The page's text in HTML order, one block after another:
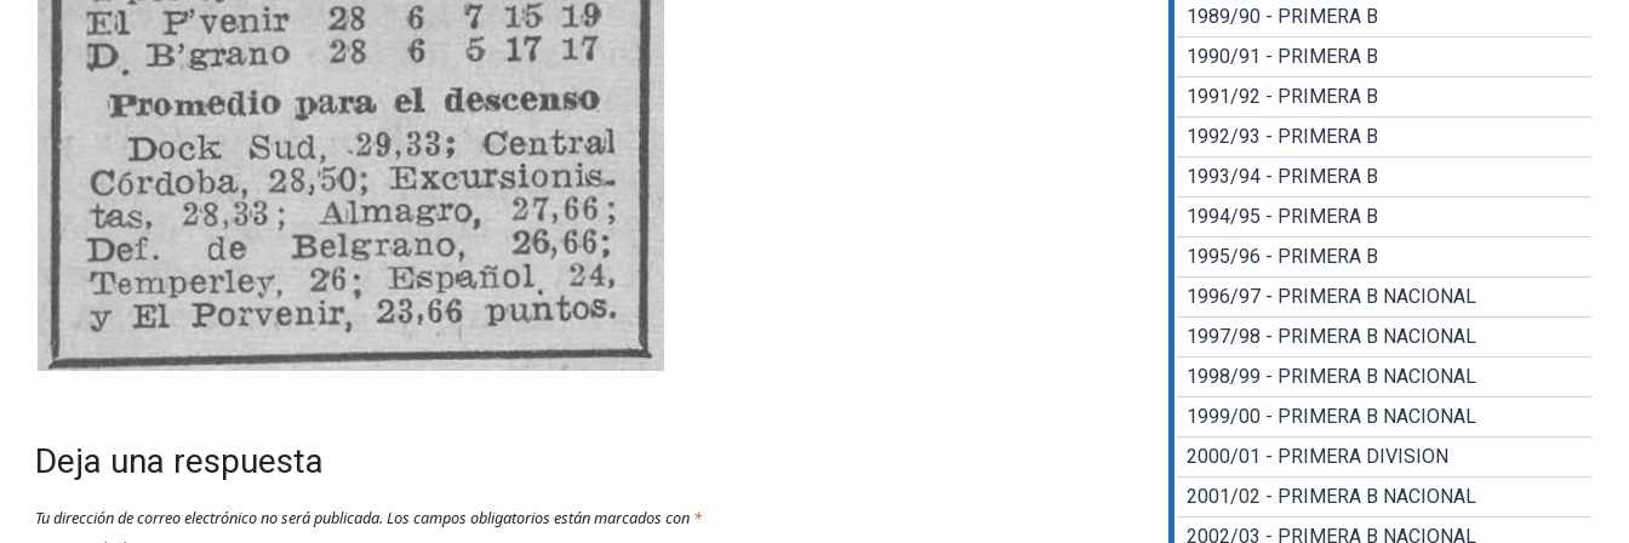
Deja una respuesta
Tu dirección de correo electrónico no será publicada. Los campos obligatorios están marcados con *
1989/90 - PRIMERA B
1990/91 - PRIMERA B
1991/92 - PRIMERA B
1992/93 - PRIMERA B
1993/94 - PRIMERA B
1994/95 - PRIMERA B
1995/96 - PRIMERA B
1996/97 - PRIMERA B NACIONAL
1997/98 - PRIMERA B NACIONAL
1998/99 - PRIMERA B NACIONAL
1999/00 - PRIMERA B NACIONAL
2000/01 - PRIMERA DIVISION
2001/02 - PRIMERA B NACIONAL
2002/03 - PRIMERA B NACIONAL